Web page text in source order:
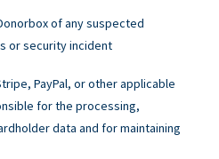
of any suspected
or security incident
PayPal, or other applicable
for the processing,
data and for maintaining